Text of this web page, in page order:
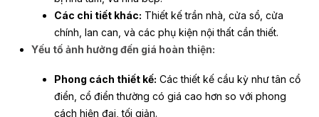
Các chi tiết khác: Thiết kế trần nhà, cửa sổ, cửa
chính, lan can, và các phụ kiện nội thất cần thiết.
Yếu tố ảnh hưởng đến giá hoàn thiện:
Phong cách thiết kế: Các thiết kế cầu kỳ như tân cổ
điển, cổ điển thường có giá cao hơn so với phong
cách hiện đại, tối giản.